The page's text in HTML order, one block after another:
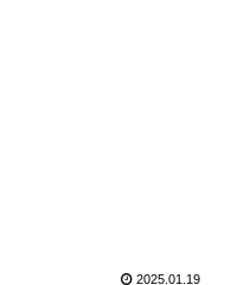
2025.01.19